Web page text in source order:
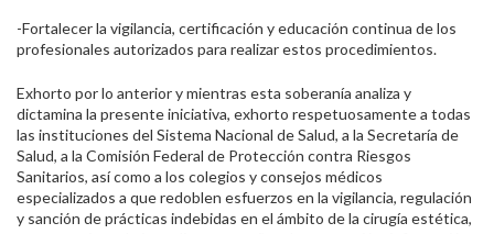
-Fortalecer la vigilancia, certificación y educación continua de los
profesionales autorizados para realizar estos procedimientos.
Exhorto por lo anterior y mientras esta soberanía analiza y
dictamina la presente iniciativa, exhorto respetuosamente a todas
las instituciones del Sistema Nacional de Salud, a la Secretaría de
Salud, a la Comisión Federal de Protección contra Riesgos
Sanitarios, así como a los colegios y consejos médicos
especializados a que redoblen esfuerzos en la vigilancia, regulación
y sanción de prácticas indebidas en el ámbito de la cirugía estética,